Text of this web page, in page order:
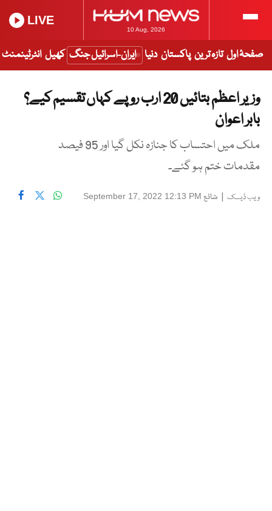
10 Aug, 2026
LIVE
صفحۂ اول تازہ ترین پاکستان دنیا ایران-اسرائیل جنگ کھیل انٹرٹینمنٹ
وزیر اعظم بتائیں 20 ارب روپے کہاں تقسیم کیے؟
بابر اعوان
ملک میں احتساب کا جنازہ نکل گیا اور 95 فیصد
مقدمات ختم ہو گئے۔
ویب ڈیسک | شائع September 17, 2022 12:13 PM